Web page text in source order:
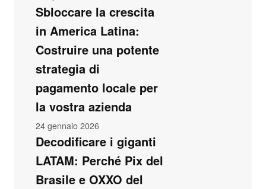
Sbloccare la crescita
in America Latina:
Costruire una potente
strategia di
pagamento locale per
la vostra azienda
24 gennaio 2026
Decodificare i giganti
LATAM: Perché Pix del
Brasile e OXXO del